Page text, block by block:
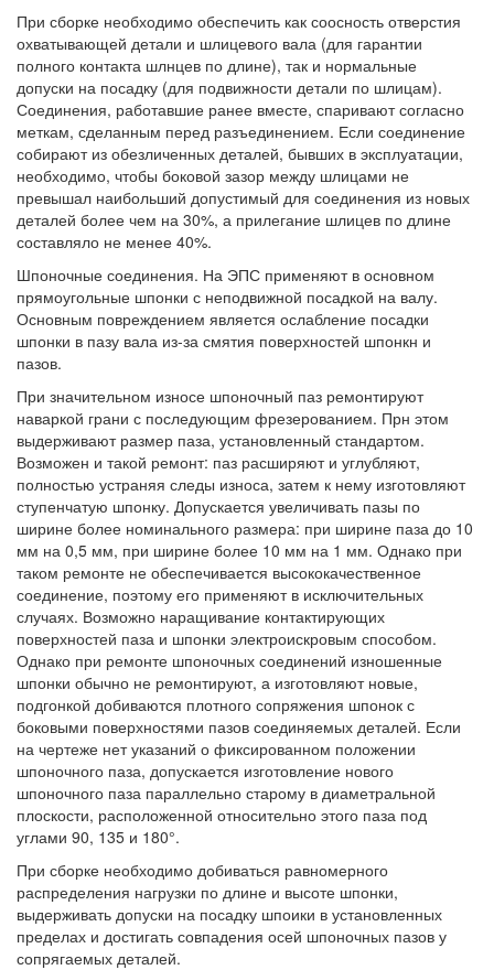
При сборке необходимо обеспечить как соосность отверстия
охватывающей детали и шлицевого вала (для гарантии
полного контакта шлнцев по длине), так и нормальные
допуски на посадку (для подвижности детали по шлицам).
Соединения, работавшие ранее вместе, спаривают согласно
меткам, сделанным перед разъединением. Если соединение
собирают из обезличенных деталей, бывших в эксплуатации,
необходимо, чтобы боковой зазор между шлицами не
превышал наибольший допустимый для соединения из новых
деталей более чем на 30%, а прилегание шлицев по длине
составляло не менее 40%.
Шпоночные соединения. На ЭПС применяют в основном
прямоугольные шпонки с неподвижной посадкой на валу.
Основным повреждением является ослабление посадки
шпонки в пазу вала из-за смятия поверхностей шпонкн и
пазов.
При значительном износе шпоночный паз ремонтируют
наваркой грани с последующим фрезерованием. Прн этом
выдерживают размер паза, установленный стандартом.
Возможен и такой ремонт: паз расширяют и углубляют,
полностью устраняя следы износа, затем к нему изготовляют
ступенчатую шпонку. Допускается увеличивать пазы по
ширине более номинального размера: при ширине паза до 10
мм на 0,5 мм, при ширине более 10 мм на 1 мм. Однако при
таком ремонте не обеспечивается высококачественное
соединение, поэтому его применяют в исключительных
случаях. Возможно наращивание контактирующих
поверхностей паза и шпонки электроискровым способом.
Однако при ремонте шпоночных соединений изношенные
шпонки обычно не ремонтируют, а изготовляют новые,
подгонкой добиваются плотного сопряжения шпонок с
боковыми поверхностями пазов соединяемых деталей. Если
на чертеже нет указаний о фиксированном положении
шпоночного паза, допускается изготовление нового
шпоночного паза параллельно старому в диаметральной
плоскости, расположенной относительно этого паза под
углами 90, 135 и 180°.
При сборке необходимо добиваться равномерного
распределения нагрузки по длине и высоте шпонки,
выдерживать допуски на посадку шпоики в установленных
пределах и достигать совпадения осей шпоночных пазов у
сопрягаемых деталей.